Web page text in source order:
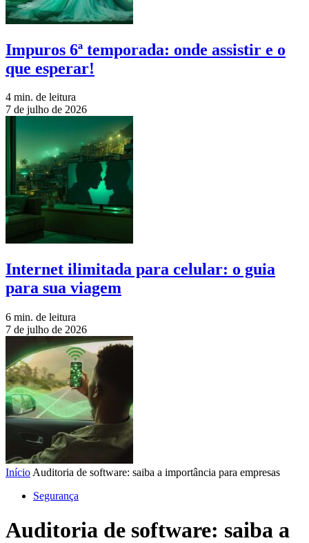
Impuros 6ª temporada: onde assistir e o
que esperar!
4 min. de leitura
7 de julho de 2026
Internet ilimitada para celular: o guia
para sua viagem
6 min. de leitura
7 de julho de 2026
Início Auditoria de software: saiba a importância para empresas
Segurança
Auditoria de software: saiba a